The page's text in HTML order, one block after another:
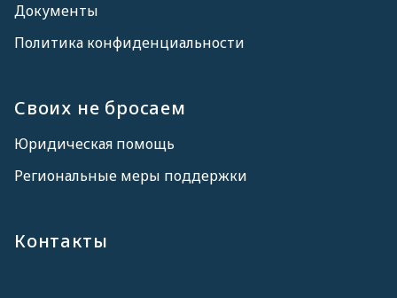
Документы
Политика конфиденциальности
Своих не бросаем
Юридическая помощь
Региональные меры поддержки
Контакты